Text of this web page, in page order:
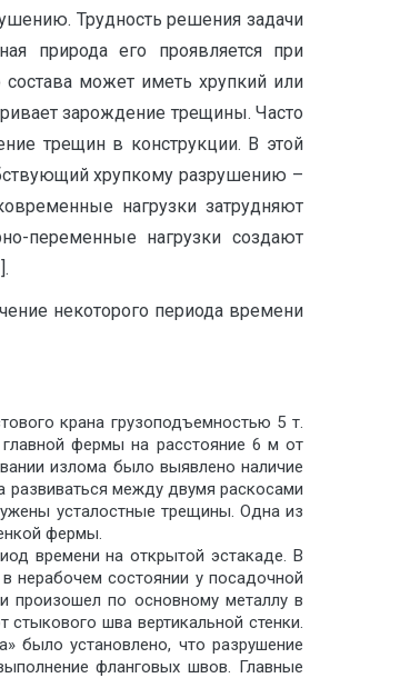
Трудность решения задачи
природа его проявляется при
может иметь хрупкий или
зарождение трещины. Часто
трещин в конструкции. В этой
хрупкому разрушению –
нагрузки затрудняют
переменные нагрузки создают
некоторого периода времени
крана грузоподъемностью 5 т.
фермы на расстояние 6 м от
излома было выявлено наличие
развиваться между двумя раскосами
усталостные трещины. Одна из
фермы.
времени на открытой эстакаде. В
нерабочем состоянии у посадочной
произошел по основному металлу в
шва вертикальной стенки.
было установлено, что разрушение
фланговых швов. Главные